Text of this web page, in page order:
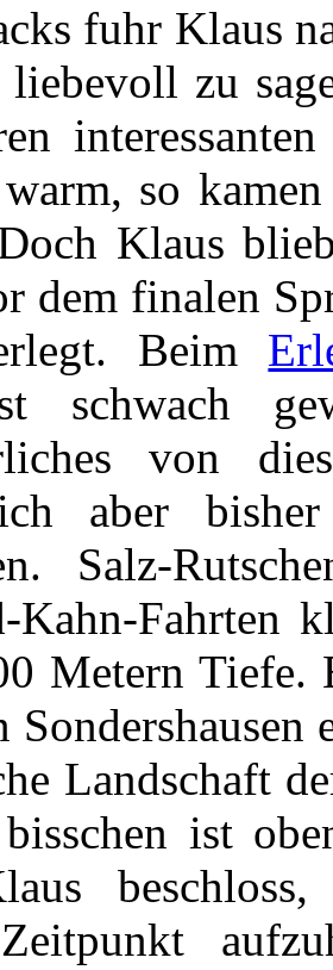
fuhr Klaus
zu
so
Klaus
dem finalen
Beim
schwach
von
aber
Salz-
Kahn-Fahrten
Metern Tiefe.
Landschaft
ist